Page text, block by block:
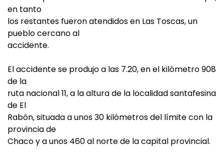
en tanto
los restantes fueron atendidos en Las Toscas, un
pueblo cercano al
accidente.
El accidente se produjo a las 7.20, en el kilómetro 908
de la
ruta nacional 11, a la altura de la localidad santafesina
de El
Rabón, situada a unos 30 kilómetros del límite con la
provincia de
Chaco y a unos 460 al norte de la capital provincial.